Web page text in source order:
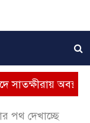
অবস্থান কর্মসূচি
পথ দেখাচ্ছে